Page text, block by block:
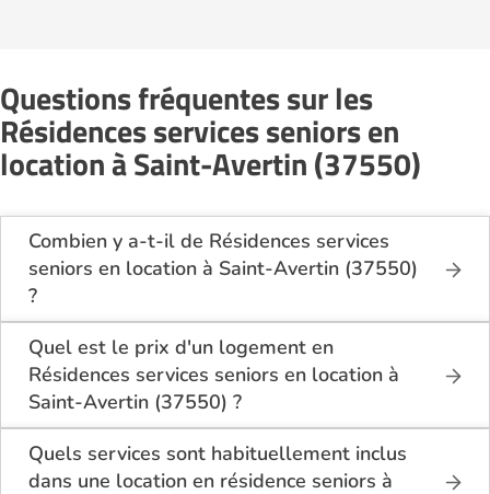
Questions fréquentes sur les
Résidences services seniors en
location à Saint-Avertin (37550)
Combien y a-t-il de Résidences services
seniors en location à Saint-Avertin (37550)
?
Sur le site Logement-seniors.com, on recense
actuellement 2 Résidences services seniors en
location à Saint-Avertin (37550).
Quel est le prix d'un logement en
Résidences services seniors en location à
Saint-Avertin (37550) ?
Le tarif minimum d'un logement en Résidences
services seniors en location à Saint-Avertin (37550)
est de 901€ par mois.
Quels services sont habituellement inclus
dans une location en résidence seniors à